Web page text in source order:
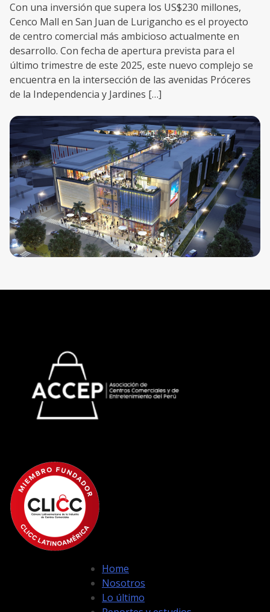
Con una inversión que supera los US$230 millones,
Cenco Mall en San Juan de Lurigancho es el proyecto
de centro comercial más ambicioso actualmente en
desarrollo. Con fecha de apertura prevista para el
último trimestre de este 2025, este nuevo complejo se
encuentra en la intersección de las avenidas Próceres
de la Independencia y Jardines […]
Home
Nosotros
Lo último